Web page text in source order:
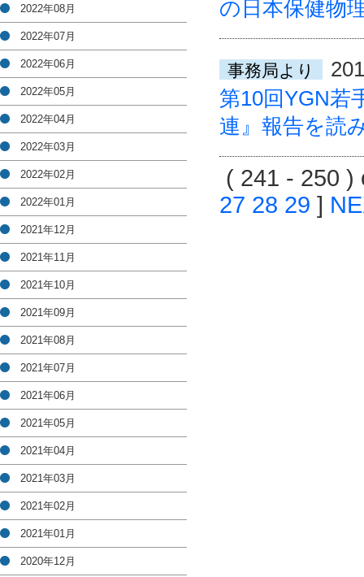
の日本保健物
事務局より
第10回YGN
連』報告を読
( 241 - 250
27 28 29 ]
2022年08月
2022年07月
2022年06月
2022年05月
2022年04月
2022年03月
2022年02月
2022年01月
2021年12月
2021年11月
2021年10月
2021年09月
2021年08月
2021年07月
2021年06月
2021年05月
2021年04月
2021年03月
2021年02月
2021年01月
2020年12月